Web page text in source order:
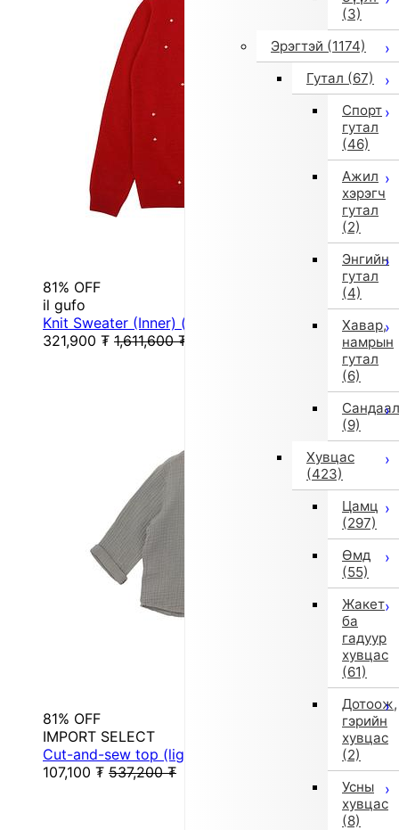
(3)
Эрэгтэй (1174)
Гутал (67)
Спорт
гутал
(46)
Ажил
хэрэгч
гутал
(2)
Энгийн
гутал
(4)
Хавар,
намрын
гутал
(6)
Сандаал
(9)
Хувцас
(423)
Цамц
(297)
Өмд
(55)
Жакет
ба
гадуур
хувцас
(61)
Дотоож,
гэрийн
хувцас
(2)
Усны
хувцас
(8)
81% OFF
il gufo
Knit Sweater (Inner) (Red)
321,900 ₮ 1,611,600 ₮
81% OFF
IMPORT SELECT
Cut-and-sew top (lightweight, gray)
107,100 ₮ 537,200 ₮